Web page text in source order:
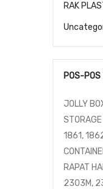
RAK
POS-POS
JOLLY
1861,
RAPAT
2303M,